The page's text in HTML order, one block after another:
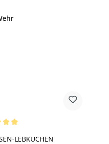
LEBKUCHEN